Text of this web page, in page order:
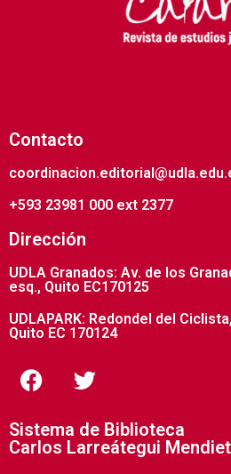
Contacto
+593 23981 000 ext 2377
Dirección
UDLA Granados: Av. de los
esq., Quito EC170125
UDLAPARK: Redondel del
Quito EC 170124
Sistema de Biblioteca
Carlos Larreátegui